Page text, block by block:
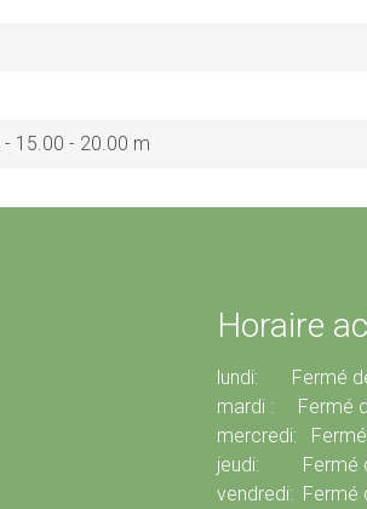
15.00 - 20.00 m
Horaire
lundi: Fermé
mardi : Fermé
mercredi:
jeudi: Fermé
vendredi: Fermé